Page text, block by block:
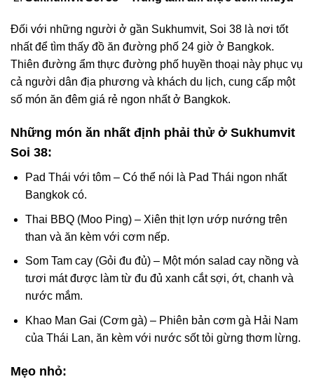
Đối với những người ở gần Sukhumvit, Soi 38 là nơi tốt
nhất để tìm thấy đồ ăn đường phố 24 giờ ở Bangkok.
Thiên đường ẩm thực đường phố huyền thoại này phục vụ
cả người dân địa phương và khách du lịch, cung cấp một
số món ăn đêm giá rẻ ngon nhất ở Bangkok.
Những món ăn nhất định phải thử ở Sukhumvit
Soi 38:
Pad Thái với tôm – Có thể nói là Pad Thái ngon nhất
Bangkok có.
Thai BBQ (Moo Ping) – Xiên thịt lợn ướp nướng trên
than và ăn kèm với cơm nếp.
Som Tam cay (Gỏi đu đủ) – Một món salad cay nồng và
tươi mát được làm từ đu đủ xanh cắt sợi, ớt, chanh và
nước mắm.
Khao Man Gai (Cơm gà) – Phiên bản cơm gà Hải Nam
của Thái Lan, ăn kèm với nước sốt tỏi gừng thơm lừng.
Mẹo nhỏ: